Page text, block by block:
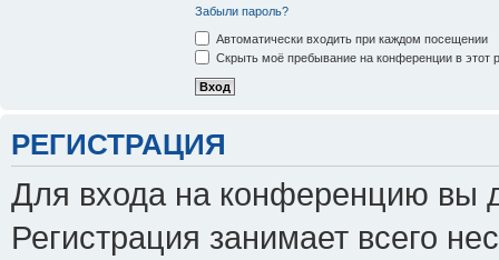
Забыли пароль?
Автоматически входить при каждом посещении
Скрыть моё пребывание на конференции в этот
РЕГИСТРАЦИЯ
Для входа на конференцию вы
Регистрация занимает всего